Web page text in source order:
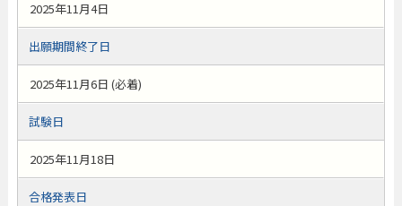
2025年11月4日
出願期間終了日
2025年11月6日 (必着)
試験日
2025年11月18日
合格発表日